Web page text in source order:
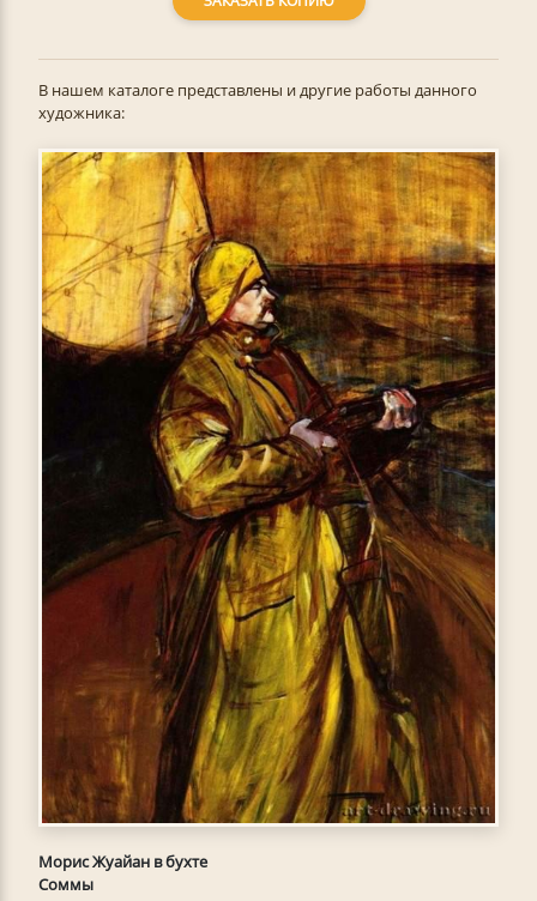
В нашем каталоге представлены и другие работы данного
художника:
Морис Жуайан в бухте
Соммы